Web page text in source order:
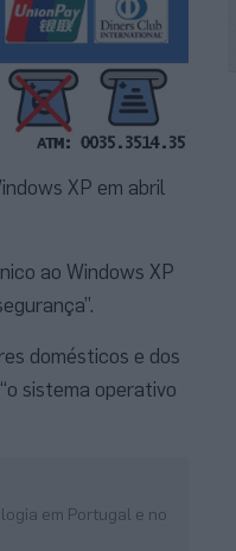
XP em abril
ao Windows XP
domésticos e dos
sistema operativo
em Portugal e no